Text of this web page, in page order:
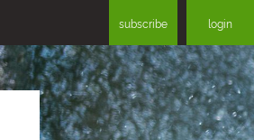
subscribe login